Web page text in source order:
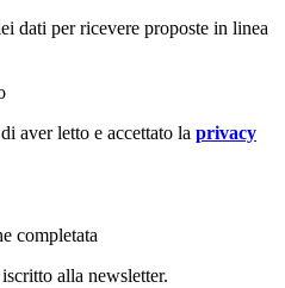
dati per ricevere proposte in linea
aver letto e accettato la privacy
completata
alla newsletter.